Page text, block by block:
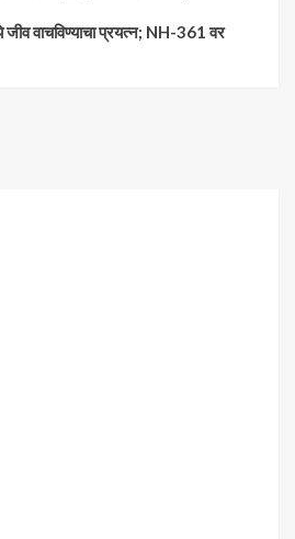
जीव वाचविण्याचा प्रयत्न; NH-361 वर